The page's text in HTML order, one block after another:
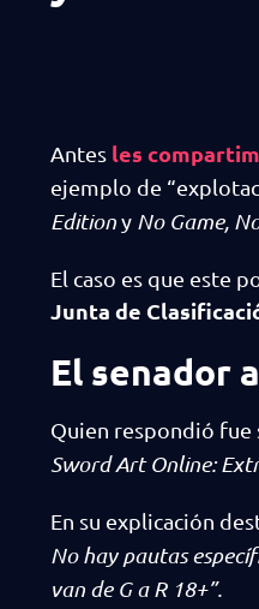
Antes les
ejemplo de
Editiony No Game,
El caso es que este
Junta de
El senador
Quien respondió fue
Sword Art Online:
En su explicación
No hay pautas
van de G a R 18+”.